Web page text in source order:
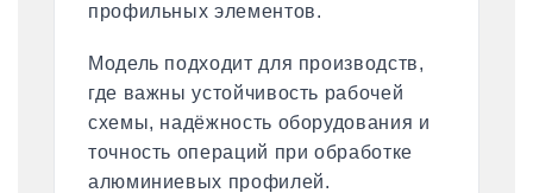
профильных элементов.
Модель подходит для производств,
где важны устойчивость рабочей
схемы, надёжность оборудования и
точность операций при обработке
алюминиевых профилей.